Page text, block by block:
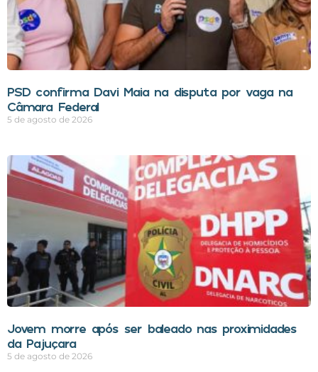
PSD confirma Davi Maia na disputa por vaga na
Câmara Federal
5 de agosto de 2026
Jovem morre após ser baleado nas proximidades
da Pajuçara
5 de agosto de 2026